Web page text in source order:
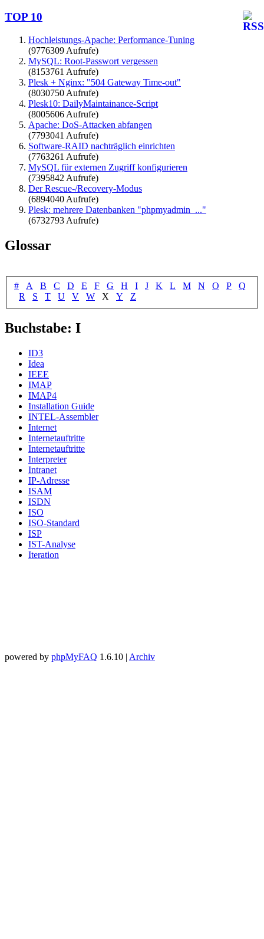
TOP 10
Hochleistungs-Apache: Performance-Tuning
(9776309 Aufrufe)
MySQL: Root-Passwort vergessen
(8153761 Aufrufe)
Plesk + Nginx: "504 Gateway Time-out"
(8030750 Aufrufe)
Plesk10: DailyMaintainance-Script
(8005606 Aufrufe)
Apache: DoS-Attacken abfangen
(7793041 Aufrufe)
Software-RAID nachträglich einrichten
(7763261 Aufrufe)
MySQL für externen Zugriff konfigurieren
(7395842 Aufrufe)
Der Rescue-/Recovery-Modus
(6894040 Aufrufe)
Plesk: mehrere Datenbanken "phpmyadmin_..."
(6732793 Aufrufe)
Glossar
# A B C D E F G H I J K L M N O P
Q
R
S T U V W X Y Z
Buchstabe: I
ID3
Idea
IEEE
IMAP
IMAP4
Installation Guide
INTEL-Assembler
Internet
Internetauftritte
Internetauftritte
Interpreter
Intranet
IP-Adresse
ISAM
ISDN
ISO
ISO-Standard
ISP
IST-Analyse
Iteration
powered by phpMyFAQ 1.6.10 | Archiv